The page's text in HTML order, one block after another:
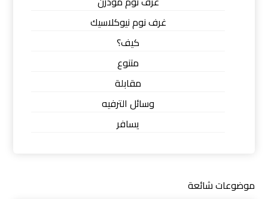
غرف نوم نيوكلاسيك
كيف؟
متنوع
مقابلة
وسائل الترفيه
يسافر
موضوعات شائعة